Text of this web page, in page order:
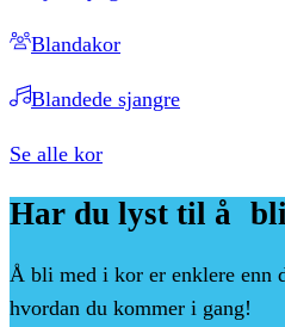
Blandakor
Blandede sjangre
Se alle kor
Har du lyst til å bli
Å bli med i kor er enklere enn
hvordan du kommer i gang!